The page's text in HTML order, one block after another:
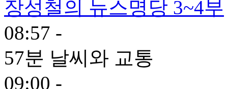
장성철의 뉴스명당 3~4부
08:57 -
57분 날씨와 교통
09:00 -